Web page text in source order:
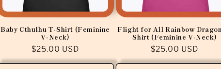
Baby Cthulhu T-Shirt (Feminine
V-Neck)
Precio
habitual
$25.00 USD
Flight for All Rainbow
Shirt (Feminine V-Neck)
Precio
habitual
$25.00 USD